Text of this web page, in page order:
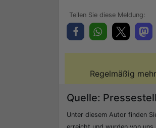
Regelmäßig
Quelle:
Unter diesem Autor finden